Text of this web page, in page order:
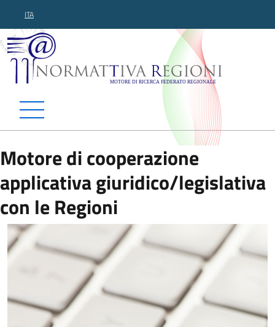
ITA
Normattiva Regioni -
Motore di cooperazione
applicativa giuridico/legislativa
con le Regioni